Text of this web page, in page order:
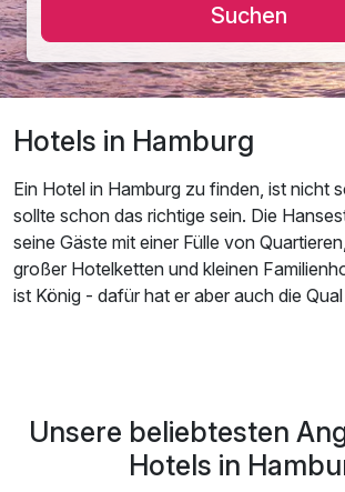
Suchen
Hotels in Hamburg
Ein Hotel in Hamburg zu finden, ist nicht
sollte schon das richtige sein. Die
seine Gäste mit einer Fülle von
großer Hotelketten und kleinen
ist König - dafür hat er aber auch die
Unsere beliebtesten
Hotels in